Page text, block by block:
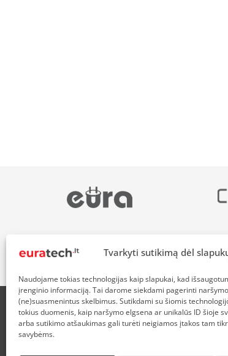
Tvarkyti sutikimą dėl
Naudojame tokias technologijas kaip slapukai, kad
įrenginio informaciją. Tai darome siekdami pagerinti
(ne)suasmenintus skelbimus. Sutikdami su šiomis
tokius duomenis, kaip naršymo elgsena ar unikalūs ID šioje
arba sutikimo atšaukimas gali turėti neigiamos įtakos tam
savybėms.
APIE MUS NUOLAIDOS HEROJAMS